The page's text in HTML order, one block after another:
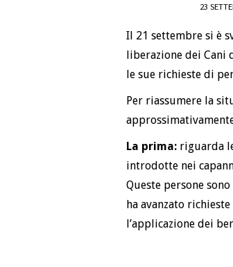
23
Il 21 settembre si è
liberazione dei Cani
le sue richieste di
Per riassumere la
La prima: riguarda
introdotte nei
Queste persone
ha avanzato
l’applicazione dei